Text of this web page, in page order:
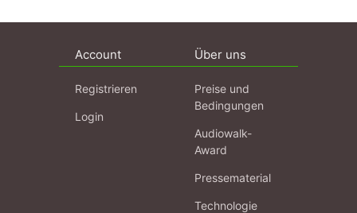
Account
Registrieren
Login
Über uns
Preise und
Bedingungen
Audiowalk-
Award
Pressematerial
Technologie